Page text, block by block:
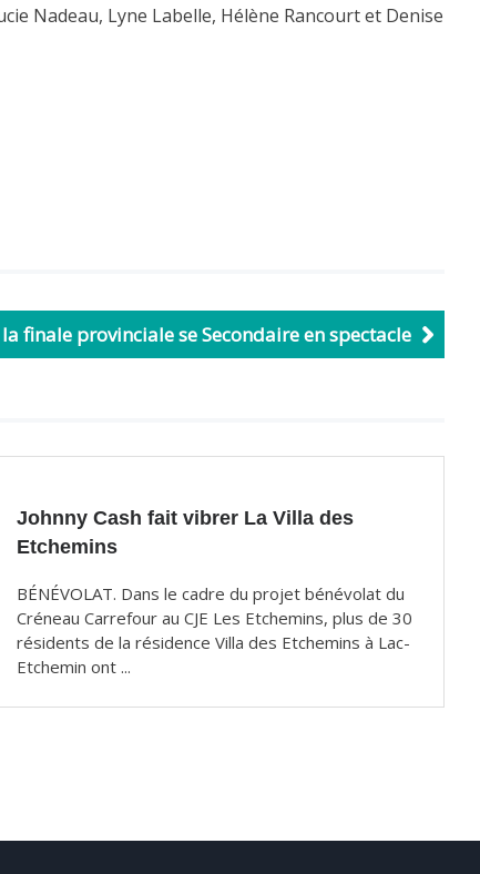
Nadeau, Lyne Labelle, Hélène Rancourt et Denise
finale provinciale se Secondaire en spectacle
Johnny Cash fait vibrer La Villa des
Etchemins
BÉNÉVOLAT. Dans le cadre du projet bénévolat du
Créneau Carrefour au CJE Les Etchemins, plus de 30
résidents de la résidence Villa des Etchemins à Lac-
Etchemin ont ...